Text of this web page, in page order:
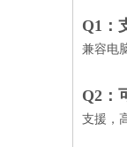
Q1：
兼容电
Q2：
支援，